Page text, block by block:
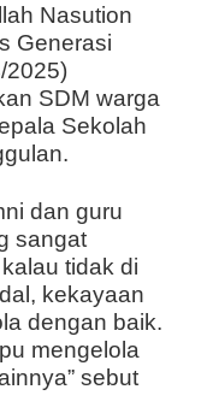
Nasution
Generasi
2025)
SDM warga
Sekolah
dan guru
sangat
tidak di
kekayaan
dengan baik.
mengelola
sebut